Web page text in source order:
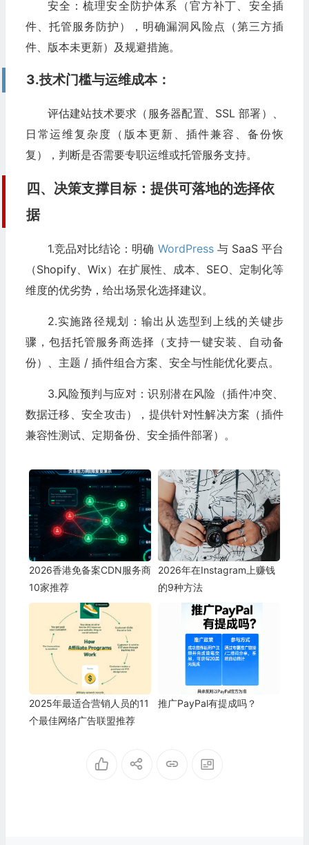
安全：梳理安全防护体系（官方补丁、安全插
件、托管服务防护），明确漏洞风险点（第三方插
件、版本未更新）及规避措施。​
3.技术门槛与运维成本：
评估建站技术要求（服务器配置、SSL 部署）、
日常运维复杂度（版本更新、插件兼容、备份恢
复），判断是否需要专职运维或托管服务支持。​
四、决策支撑目标：提供可落地的选择依
据​
1.竞品对比结论：明确 WordPress与 SaaS 平台
（Shopify、Wix）在扩展性、成本、SEO、定制化等
维度的优劣势，给出场景化选择建议。​
2.实施路径规划：输出从选型到上线的关键步
骤，包括托管服务商选择（支持一键安装、自动备
份）、主题 / 插件组合方案、安全与性能优化要点。​
3.风险预判与应对：识别潜在风险（插件冲突、
数据迁移、安全攻击），提供针对性解决方案（插件
兼容性测试、定期备份、安全插件部署）。
2026香港免备案CDN服务商
10家推荐
2026年在Instagram上赚钱
的9种方法
2025年最适合营销人员的11
个最佳网络广告联盟推荐
推广PayPal有提成吗？